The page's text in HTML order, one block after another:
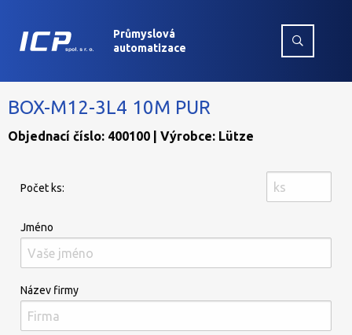
Průmyslová
automatizace
BOX-M12-3L4 10M PUR
Objednací číslo: 400100 | Výrobce: Lütze
Počet ks:
Jméno
Název firmy